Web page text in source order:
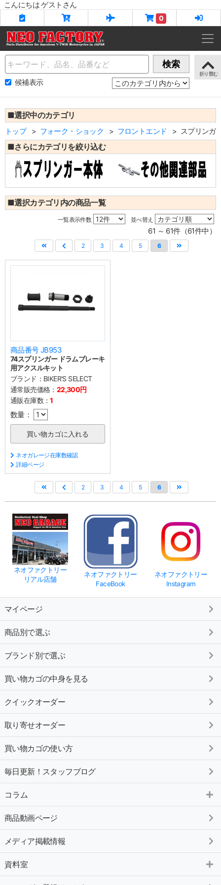
こんにちは ゲストさん
0
Name 検索
候補表示
■選択中のカテゴリ
トップ フォーク・ショック フロントエンド スプリンガ
■さらにカテゴリを絞り込む
■選択カテゴリ内の商品一覧
一覧表示件数 並べ替え
61 ～ 61件（61件中）
2 3 4 5 6
商品番号 JB953
74スプリンガー ドラムブレーキ
用アクスルキット
ブランド： BIKER'S SELECT
通常販売価格： 22,300円
通販在庫数：1
数量：
ネオガレージ在庫数確認
詳細ページ
2 3 4 5 6
ネオファクトリー
リアル店舗
ネオファクトリー
FaceBook
ネオファクトリー
Instagram
マイページ
商品別で選ぶ
ブランド別で選ぶ
買い物カゴの中身を見る
クイックオーダー
取り寄せオーダー
買い物カゴの使い方
毎日更新！スタッフブログ
コラム
商品動画ページ
メディア掲載情報
資料室